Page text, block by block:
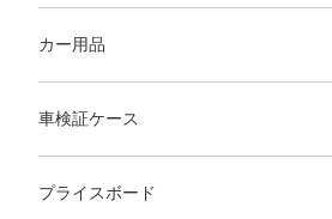
カー用品
車検証ケース
プライスボード